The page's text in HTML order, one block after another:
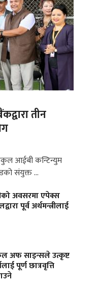
तीन
आईबी कन्टिन्युम
संयुक्त …
अवसरमा एपेक्स
पूर्व अर्थमन्त्रीलाई
अफ साइन्सले उत्कृष्ट
पूर्ण छात्रवृत्ति